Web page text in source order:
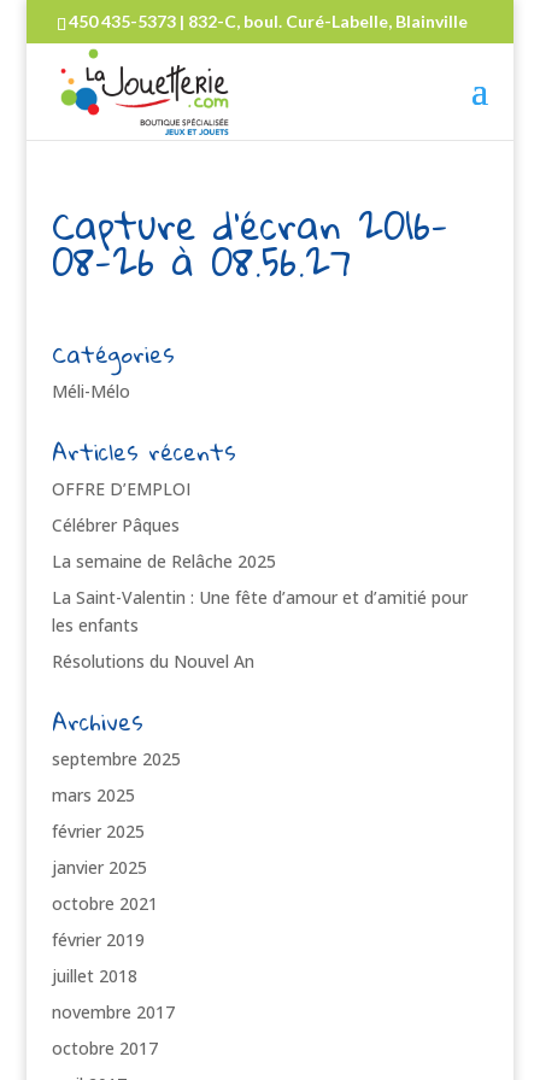
450 435-5373 | 832-C, boul. Curé-Labelle, Blainville
Capture d’écran 2016-
08-26 à 08.56.27
Catégories
Méli-Mélo
Articles récents
OFFRE D’EMPLOI
Célébrer Pâques
La semaine de Relâche 2025
La Saint-Valentin : Une fête d’amour et d’amitié pour
les enfants
Résolutions du Nouvel An
Archives
septembre 2025
mars 2025
février 2025
janvier 2025
octobre 2021
février 2019
juillet 2018
novembre 2017
octobre 2017